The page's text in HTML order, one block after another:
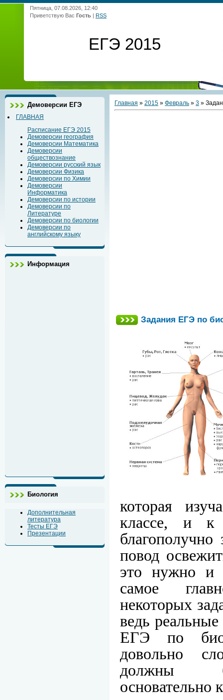
Пятница, 07.08.2026, 12:40
Приветствую Вас Гость | RSS
ЕГЭ 2015
Демоверсии ЕГЭ
ГЛАВНАЯ
Расписание ЕГЭ 2015
Демоверсии география
Демоверсии Математика
Демоверсии
обществознание
Демоверсии русский язык
Демоверсии Физика
Демоверсии по Химии
Демоверсии
Информатика
Демоверсии по истории
Демоверсии по
Литературе
Демоверсии по биологии
Демоверсии по
английскому языку
Информация
Биология
Дополнительная
литература
Тесты ЕГЭ
Презентации
Главная » 2015 » Февраль » 3 »
Задания ЕГЭ по
которая
классе, и к
благополучно
повод
это нужно и
самое
некоторых
ведь
ЕГЭ по
довольно
должны
основательно